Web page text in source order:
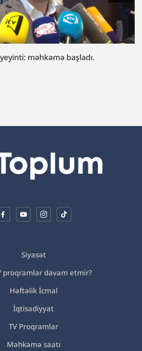
qəsd işi”ndə müttəhim:
Siyasət
proqramlar davam etmir?
Həftəlik İcmal
İqtisadiyyat
TV Proqramlar
Məhkəmə saatı